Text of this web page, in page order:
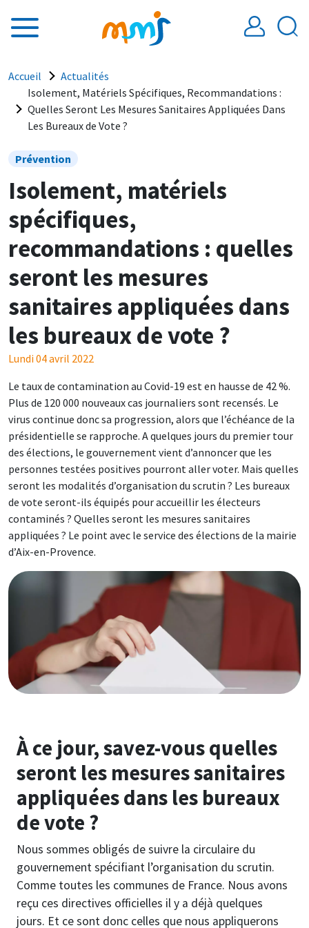
Fil d'Ariane
Accueil
Actualités
Isolement, Matériels Spécifiques, Recommandations :
Quelles Seront Les Mesures Sanitaires Appliquées Dans
Les Bureaux de Vote ?
Prévention
Isolement, matériels
spécifiques,
recommandations : quelles
seront les mesures
sanitaires appliquées dans
les bureaux de vote ?
Lundi 04 avril 2022
Le taux de contamination au Covid-19 est en hausse de 42 %.
Plus de 120 000 nouveaux cas journaliers sont recensés. Le
virus continue donc sa progression, alors que l’échéance de la
présidentielle se rapproche. A quelques jours du premier tour
des élections, le gouvernement vient d’annoncer que les
personnes testées positives pourront aller voter. Mais quelles
seront les modalités d’organisation du scrutin ? Les bureaux
de vote seront-ils équipés pour accueillir les électeurs
contaminés ? Quelles seront les mesures sanitaires
appliquées ? Le point avec le service des élections de la mairie
d’Aix-en-Provence.
Image
À ce jour, savez-vous quelles
seront les mesures sanitaires
appliquées dans les bureaux
de vote ?
Nous sommes obligés de suivre la circulaire du
gouvernement spécifiant l’organisation du scrutin.
Comme toutes les communes de France. Nous avons
reçu ces directives officielles il y a déjà quelques
jours. Et ce sont donc celles que nous appliquerons